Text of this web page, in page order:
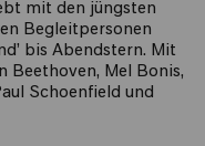
mit den jüngsten
Begleitpersonen
bis Abendstern. Mit
Beethoven, Mel Bonis,
Schoenfield und